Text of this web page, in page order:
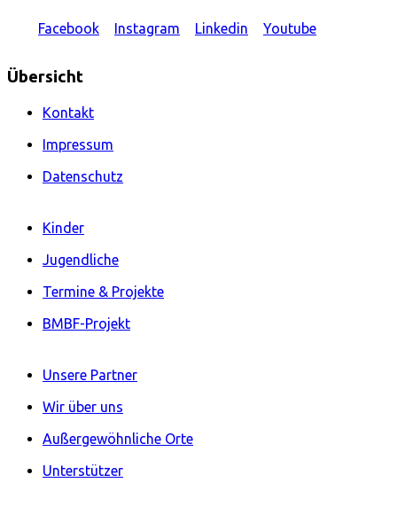
Facebook Instagram Linkedin Youtube
Übersicht
Kontakt
Impressum
Datenschutz
Kinder
Jugendliche
Termine & Projekte
BMBF-Projekt
Unsere Partner
Wir über uns
Außergewöhnliche Orte
Unterstützer